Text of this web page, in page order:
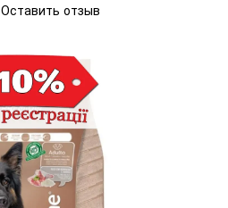
Оставить отзыв